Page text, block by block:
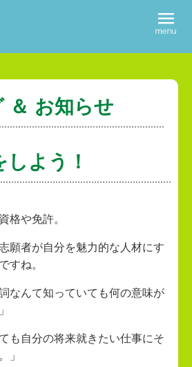
＆ お知らせ
しよう！
格や免許。
願者が自分を魅力的な人材にす
すね。
なんて知っていても何の意味が
も自分の将来就きたい仕事にそ
」